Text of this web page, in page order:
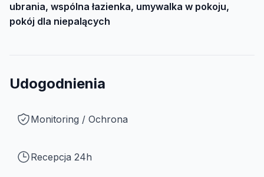
ubrania, wspólna łazienka, umywalka w pokoju,
pokój dla niepalących
Udogodnienia
Monitoring / Ochrona
Recepcja 24h